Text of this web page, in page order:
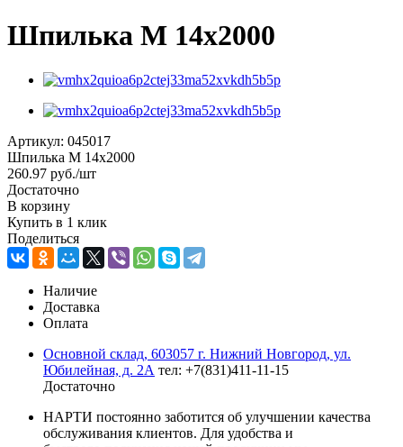
Шпилька М 14х2000
Артикул: 045017
Шпилька М 14х2000
260.97 руб./шт
Достаточно
В корзину
Купить в 1 клик
Поделиться
Наличие
Доставка
Оплата
Основной склад, 603057 г. Нижний Новгород, ул.
Юбилейная, д. 2А тел: +7(831)411-11-15
Достаточно
НАРТИ постоянно заботится об улучшении качества
обслуживания клиентов. Для удобства и